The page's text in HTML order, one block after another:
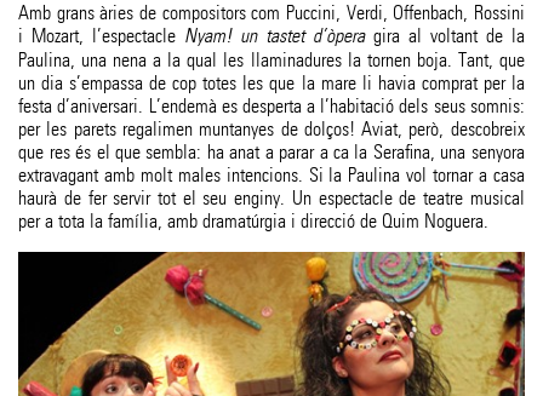
Amb grans àries de compositors com Puccini, Verdi, Offenbach, Rossini
i Mozart, l’espectacle Nyam! un tastet d’òperagira al voltant de la
Paulina, una nena a la qual les llaminadures la tornen boja. Tant, que
un dia s’empassa de cop totes les que la mare li havia comprat per la
festa d’aniversari. L’endemà es desperta a l’habitació dels seus somnis:
per les parets regalimen muntanyes de dolços! Aviat, però, descobreix
que res és el que sembla: ha anat a parar a ca la Serafina, una senyora
extravagant amb molt males intencions. Si la Paulina vol tornar a casa
haurà de fer servir tot el seu enginy. Un espectacle de teatre musical
per a tota la família, amb dramatúrgia i direcció de Quim Noguera.